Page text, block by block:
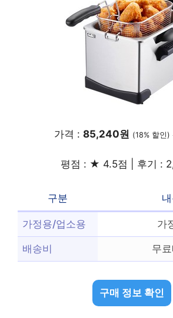
가격 : 85,240원 (18% 할인)
평점 : ★ 4.5점 | 후기 :
구분
가정용/업소용 가
배송비 무
구매 정보 확인